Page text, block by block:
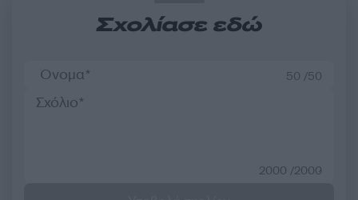
Σχολίασε εδώ
50 /50
2000 /2000